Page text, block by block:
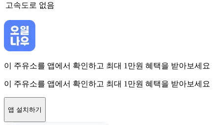
고속도로 없음
이 주유소를 앱에서 확인하고 최대 1만원 혜택을 받아보세요
이 주유소를 앱에서 확인하고 최대 1만원 혜택을 받아보세요
앱 설치하기